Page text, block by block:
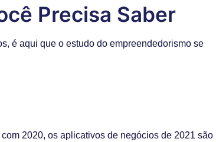
Precisa Saber
é aqui que o estudo do empreendedorismo se
2020, os aplicativos de negócios de 2021 são